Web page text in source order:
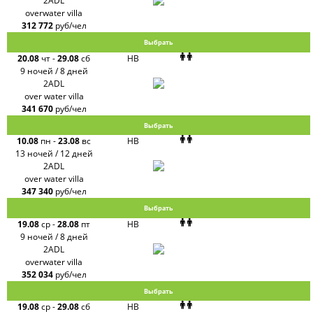
ex TUI
Крымская
Волна
Russian
Интурист
Travelata
overwater villa
312 772 руб/чел
Выбрать
20.08 чт-29.08сб
9 ночей / 8 дней
HB
2ADL
over water villa
341 670 руб/чел
Выбрать
10.08 пн -23.08 вс
13 ночей / 12 дней
HB
2ADL
over water villa
347 340 руб/чел
Выбрать
19.08ср-28.08 пт
9 ночей / 8 дней
HB
2ADL
overwater villa
352 034 руб/чел
Выбрать
19.08ср-29.08сб
HB